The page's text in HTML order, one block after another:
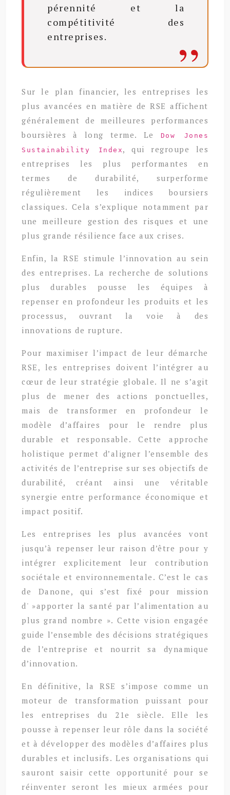
pérennité et la
compétitivité des
entreprises.
Sur le plan financier, les entreprises les
plus avancées en matière de RSE affichent
généralement de meilleures performances
boursières à long terme. Le
Dow Jones
Sustainability Index , qui regroupe les
entreprises les plus performantes en
termes de durabilité, surperforme
régulièrement les indices boursiers
classiques. Cela s’explique notamment par
une meilleure gestion des risques et une
plus grande résilience face aux crises.
Enfin, la RSE stimule l’innovation au sein
des entreprises. La recherche de solutions
plus durables pousse les équipes à
repenser en profondeur les produits et les
processus, ouvrant la voie à des
innovations de rupture.
Pour maximiser l’impact de leur démarche
RSE, les entreprises doivent l’intégrer au
cœur de leur stratégie globale. Il ne s’agit
plus de mener des actions ponctuelles,
mais de transformer en profondeur le
modèle d’affaires pour le rendre plus
durable et responsable. Cette approche
holistique permet d’aligner l’ensemble des
activités de l’entreprise sur ses objectifs de
durabilité, créant ainsi une véritable
synergie entre performance économique et
impact positif.
Les entreprises les plus avancées vont
jusqu’à repenser leur raison d’être pour y
intégrer explicitement leur contribution
sociétale et environnementale. C’est le cas
de Danone, qui s’est fixé pour mission
d' »apporter la santé par l’alimentation au
plus grand nombre ». Cette vision engagée
guide l’ensemble des décisions stratégiques
de l’entreprise et nourrit sa dynamique
d’innovation.
En définitive, la RSE s’impose comme un
moteur de transformation puissant pour
les entreprises du 21e siècle. Elle les
pousse à repenser leur rôle dans la société
et à développer des modèles d’affaires plus
durables et inclusifs. Les organisations qui
sauront saisir cette opportunité pour se
réinventer seront les mieux armées pour